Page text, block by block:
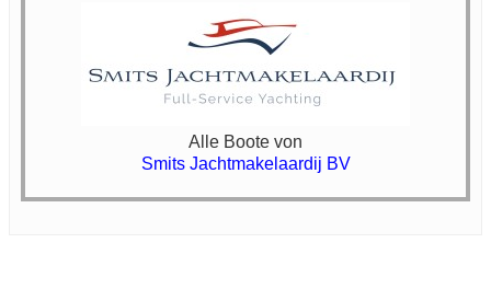
Alle Boote von
Smits Jachtmakelaardij BV